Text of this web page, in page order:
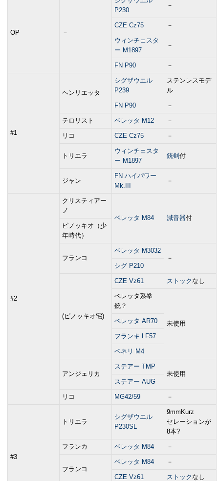
OP －
P230
－
CZE Cz75 －
ウィンチェスタ
ー M1897
－
FN P90 －
#1
ヘンリエッタ
シグザウエル
P239
ステンレスモデ
ル
FN P90 －
テロリスト ベレッタ M12 －
リコ CZE Cz75 －
トリエラ
ウィンチェスタ
ー M1897
銃剣 付
ジャン
FN ハイパワー
Mk.III
－
#2
クリスティアー
ノ
ベレッタ M84
減音器付
ピノッキオ（少
年時代）
フランコ
ベレッタ M3032
－
シグ P210
(ピノッキオ宅)
CZE Vz61 ストック なし
ベレッタ系拳
銃？
未使用
ベレッタ AR70
フランキ LF57
ベネリ M4
アンジェリカ
ステアー TMP
未使用
ステアー AUG
リコ MG42/59 －
#3
トリエラ
シグザウエル
P230SL
9mmKurz
セレーションが
8本?
フランカ ベレッタ M84 －
フランコ
ベレッタ M84 －
CZE Vz61 ストック なし